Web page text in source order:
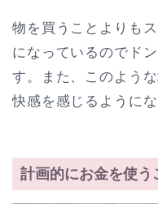
物を買うことよりも
になっているのでド
す。また、このよう
快感を感じるように
計画的にお金を使う